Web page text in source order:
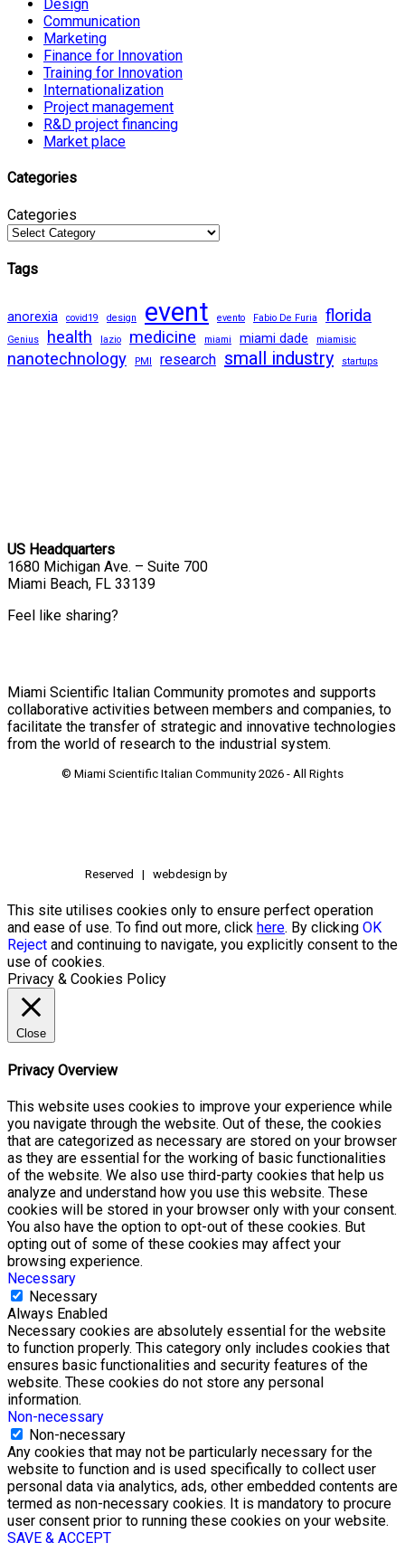
Design
Communication
Marketing
Finance for Innovation
Training for Innovation
Internationalization
Project management
R&D project financing
Market place
Categories
Categories
Tags
anorexia covid19 design event evento Fabio De Furia florida
Genius health lazio medicine miami miami dade miamisic
nanotechnology PMI research small industry startups
US Headquarters
1680 Michigan Ave. – Suite 700
Miami Beach, FL 33139
Feel like sharing?
Miami Scientific Italian Community promotes and supports
collaborative activities between members and companies, to
facilitate the transfer of strategic and innovative technologies
from the world of research to the industrial system.
© Miami Scientific Italian Community 2026 - All Rights
Reserved | webdesign by
This site utilises cookies only to ensure perfect operation
and ease of use. To find out more, click here. By clicking OK
Reject and continuing to navigate, you explicitly consent to the
use of cookies.
Privacy & Cookies Policy
Close
Privacy Overview
This website uses cookies to improve your experience while
you navigate through the website. Out of these, the cookies
that are categorized as necessary are stored on your browser
as they are essential for the working of basic functionalities
of the website. We also use third-party cookies that help us
analyze and understand how you use this website. These
cookies will be stored in your browser only with your consent.
You also have the option to opt-out of these cookies. But
opting out of some of these cookies may affect your
browsing experience.
Necessary
Necessary
Always Enabled
Necessary cookies are absolutely essential for the website
to function properly. This category only includes cookies that
ensures basic functionalities and security features of the
website. These cookies do not store any personal
information.
Non-necessary
Non-necessary
Any cookies that may not be particularly necessary for the
website to function and is used specifically to collect user
personal data via analytics, ads, other embedded contents are
termed as non-necessary cookies. It is mandatory to procure
user consent prior to running these cookies on your website.
SAVE & ACCEPT